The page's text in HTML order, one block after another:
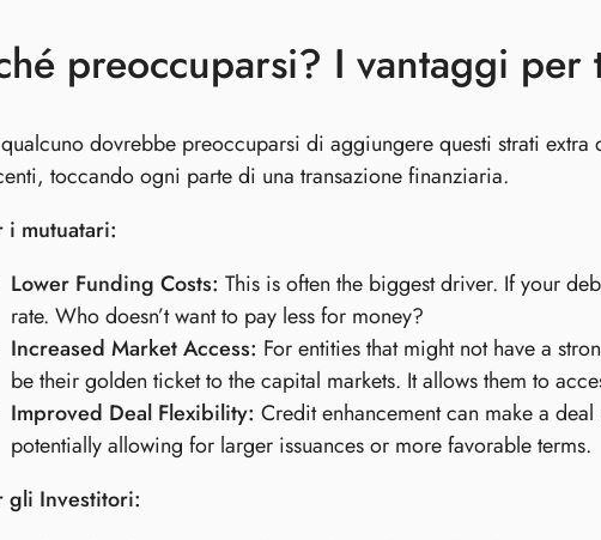
preoccuparsi? I vantaggi per
dovrebbe preoccuparsi di aggiungere questi strati
toccando ogni parte di una transazione finanziaria.
i mutuatari:
Lower Funding Costs: This is often the biggest driver. If your
rate. Who doesn’t want to pay less for money?
Increased Market Access: For entities that might not have a
be their golden ticket to the capital markets. It allows them to
Improved Deal Flexibility: Credit enhancement can make a
potentially allowing for larger issuances or more favorable terms.
gli Investitori: